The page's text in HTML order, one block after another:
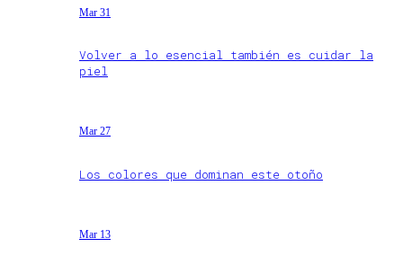
Mar 31
Volver a lo esencial también es cuidar la
piel
Mar 27
Los colores que dominan este otoño
Mar 13